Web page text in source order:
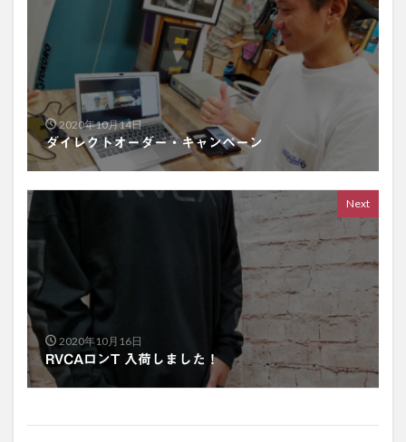
2020年10月14日
ダイレクトオーダー・キャンペーン
Next
2020年10月16日
RVCAロンT 入荷しました！